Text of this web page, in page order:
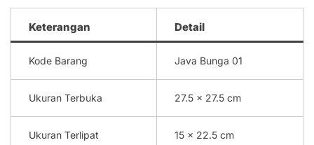
Keterangan Detail
Kode Barang Java Bunga 01
Ukuran Terbuka 27.5 x 27.5 cm
Ukuran Terlipat 15 x 22.5 cm